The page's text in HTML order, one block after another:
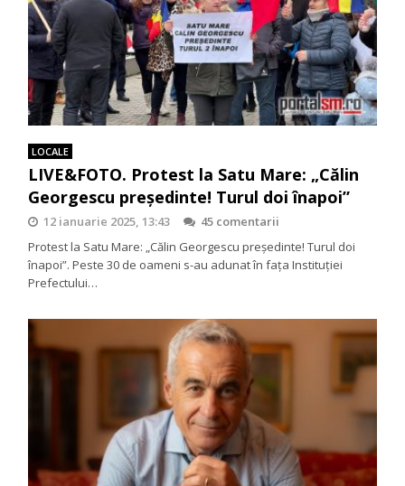
LOCALE
LIVE&FOTO. Protest la Satu Mare: „Călin
Georgescu președinte! Turul doi înapoi”
12 ianuarie 2025, 13:43
45 comentarii
Protest la Satu Mare: „Călin Georgescu președinte! Turul doi
înapoi”. Peste 30 de oameni s-au adunat în fața Instituției
Prefectului…